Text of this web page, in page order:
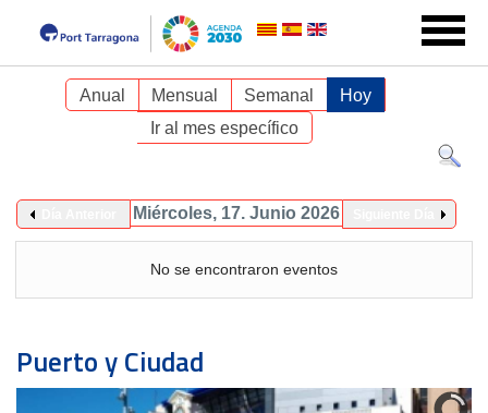
Anual Mensual Semanal
Hoy
Ir al mes específico
Miércoles, 17. Junio 2026
No se encontraron eventos
Puerto y Ciudad